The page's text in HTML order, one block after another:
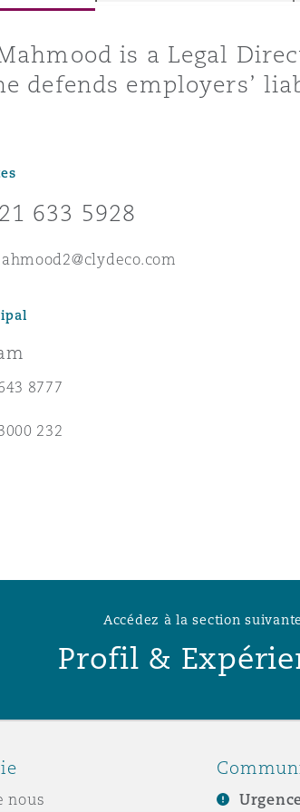
des
et
la vie
données
is a Legal
defends employers’
633 5928
8777
232
Accédez à la section suivante
Profil &
nous